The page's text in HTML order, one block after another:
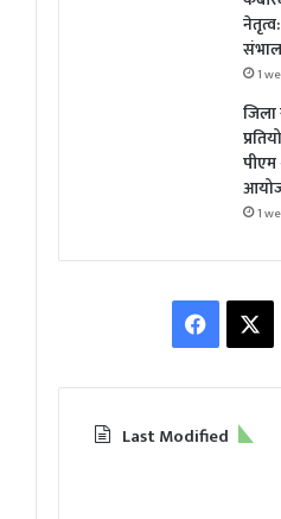
1
जिला
1
Facebook
Last Modified